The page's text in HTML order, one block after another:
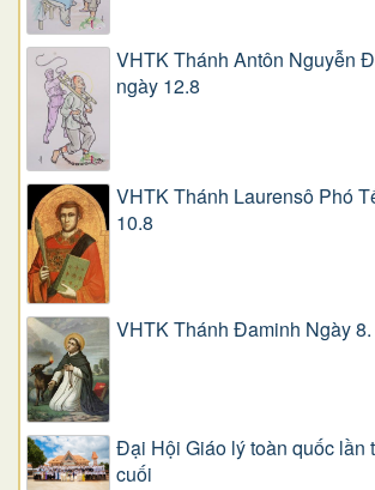
VHTK Thánh Antôn Nguyễn
ngày 12.8
VHTK Thánh Laurensô Phó
10.8
VHTK Thánh Đaminh Ngày 8.
Đại Hội Giáo lý toàn quốc lần
cuối